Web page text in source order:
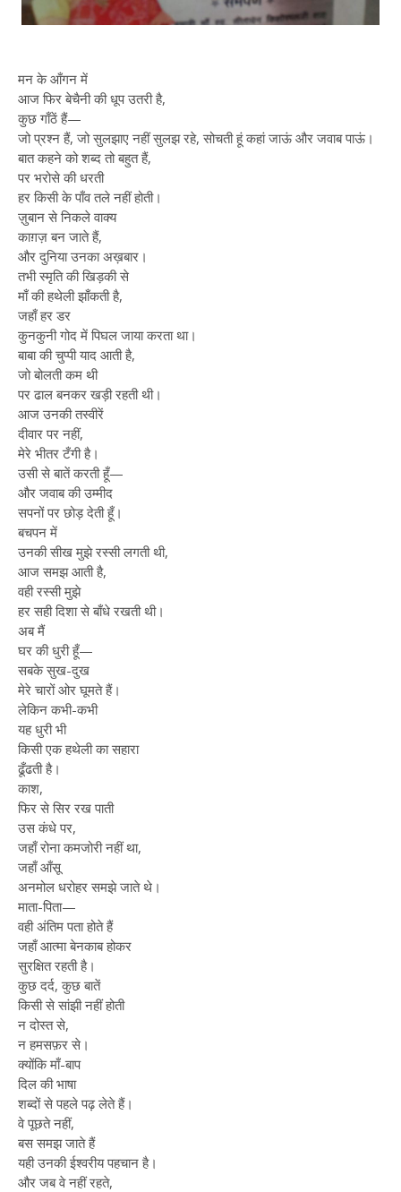
मन के आँगन में
आज फिर बेचैनी की धूप उतरी है,
कुछ गाँठें हैं—
जो प्रश्न हैं, जो सुलझाए नहीं सुलझ रहे, सोचती हूं कहां जाऊं और जवाब पाऊं।
बात कहने को शब्द तो बहुत हैं,
पर भरोसे की धरती
हर किसी के पाँव तले नहीं होती।
ज़ुबान से निकले वाक्य
काग़ज़ बन जाते हैं,
और दुनिया उनका अख़बार।
तभी स्मृति की खिड़की से
माँ की हथेली झाँकती है,
जहाँ हर डर
कुनकुनी गोद में पिघल जाया करता था।
बाबा की चुप्पी याद आती है,
जो बोलती कम थी
पर ढाल बनकर खड़ी रहती थी।
आज उनकी तस्वीरें
दीवार पर नहीं,
मेरे भीतर टँगी है।
उसी से बातें करती हूँ—
और जवाब की उम्मीद
सपनों पर छोड़ देती हूँ।
बचपन में
उनकी सीख मुझे रस्सी लगती थी,
आज समझ आती है,
वही रस्सी मुझे
हर सही दिशा से बाँधे रखती थी।
अब मैं
घर की धुरी हूँ—
सबके सुख-दुख
मेरे चारों ओर घूमते हैं।
लेकिन कभी-कभी
यह धुरी भी
किसी एक हथेली का सहारा
ढूँढती है।
काश,
फिर से सिर रख पाती
उस कंधे पर,
जहाँ रोना कमजोरी नहीं था,
जहाँ आँसू
अनमोल धरोहर समझे जाते थे।
माता-पिता—
वही अंतिम पता होते हैं
जहाँ आत्मा बेनकाब होकर
सुरक्षित रहती है।
कुछ दर्द, कुछ बातें
किसी से सांझी नहीं होती
न दोस्त से,
न हमसफ़र से।
क्योंकि माँ-बाप
दिल की भाषा
शब्दों से पहले पढ़ लेते हैं।
वे पूछते नहीं,
बस समझ जाते हैं
यही उनकी ईश्वरीय पहचान है।
और जब वे नहीं रहते,